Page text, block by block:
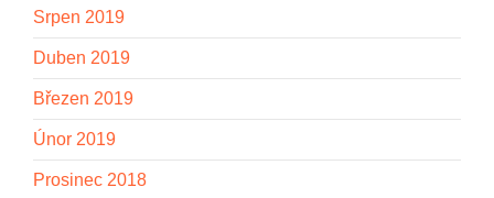
Srpen 2019
Duben 2019
Březen 2019
Únor 2019
Prosinec 2018